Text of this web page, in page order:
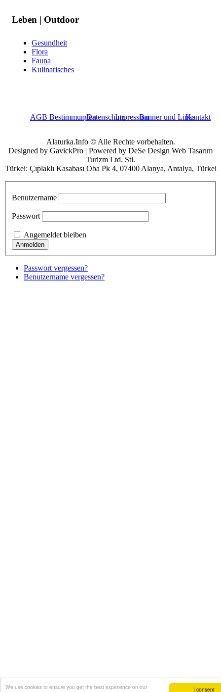
I consent
We use cookies to ensure you get the best experience on our
Leben | Outdoor
Gesundheit
Flora
Fauna
Kulinarisches
AGB BestimmungenDatenschutzImpressumBanner und LinksKontakt
Alaturka.Info © Alle Rechte vorbehalten.
Designed by GavickPro | Powered by DeSe Design Web Tasarım
Turizm Ltd. Sti.
Türkei: Çıplaklı Kasabası Oba Pk 4, 07400 Alanya, Antalya, Türkei
Benutzername
Passwort
Angemeldet bleiben
Passwort vergessen?
Benutzername vergessen?